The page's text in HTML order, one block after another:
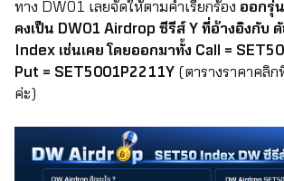
ทาง DW01 เลยจัดให้ตามคำเรียกร้อง ออกรุ่
คงเป็น DW01 Airdrop ซีรีส์ Y ที่อ้างอิงกับ
Index เช่นเคย โดยออกมาทั้ง Call =
Put = SET5001P2211Y(ตารางราคาคลิก
ค่ะ)